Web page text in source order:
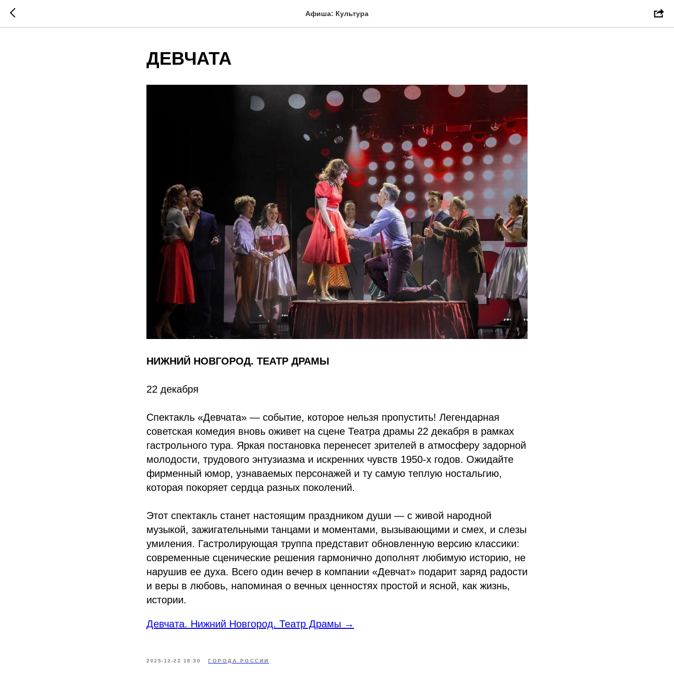
Афиша: Культура
ДЕВЧАТА
НИЖНИЙ НОВГОРОД. ТЕАТР ДРАМЫ
22 декабря
Спектакль «Девчата» — событие, которое нельзя пропустить! Легендарная
советская комедия вновь оживет на сцене Театра драмы 22 декабря в рамках
гастрольного тура. Яркая постановка перенесет зрителей в атмосферу задорной
молодости, трудового энтузиазма и искренних чувств 1950-х годов. Ожидайте
фирменный юмор, узнаваемых персонажей и ту самую теплую ностальгию,
которая покоряет сердца разных поколений.
Этот спектакль станет настоящим праздником души — с живой народной
музыкой, зажигательными танцами и моментами, вызывающими и смех, и слезы
умиления. Гастролирующая труппа представит обновленную версию классики:
современные сценические решения гармонично дополнят любимую историю, не
нарушив ее духа. Всего один вечер в компании «Девчат» подарит заряд радости
и веры в любовь, напоминая о вечных ценностях простой и ясной, как жизнь,
истории.
Девчата. Нижний Новгород. Театр Драмы →
2025-12-22 18:30 ГОРОДА РОССИИ